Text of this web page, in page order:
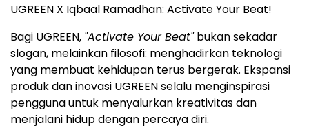
UGREEN X Iqbaal Ramadhan: Activate Your Beat!
Bagi UGREEN, "Activate Your Beat"bukan sekadar
slogan, melainkan filosofi: menghadirkan teknologi
yang membuat kehidupan terus bergerak. Ekspansi
produk dan inovasi UGREEN selalu menginspirasi
pengguna untuk menyalurkan kreativitas dan
menjalani hidup dengan percaya diri.